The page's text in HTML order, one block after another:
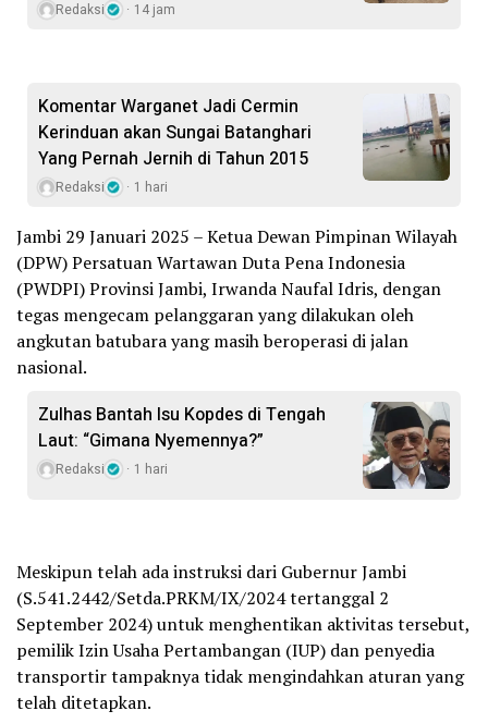
Redaksi 14 jam
Komentar Warganet Jadi Cermin
Kerinduan akan Sungai Batanghari
Yang Pernah Jernih di Tahun 2015
Redaksi 1 hari
Jambi 29 Januari 2025 – Ketua Dewan Pimpinan Wilayah
(DPW) Persatuan Wartawan Duta Pena Indonesia
(PWDPI) Provinsi Jambi, Irwanda Naufal Idris, dengan
tegas mengecam pelanggaran yang dilakukan oleh
angkutan batubara yang masih beroperasi di jalan
nasional.
Zulhas Bantah Isu Kopdes di Tengah
Laut: “Gimana Nyemennya?”
Redaksi 1 hari
Meskipun telah ada instruksi dari Gubernur Jambi
(S.541.2442/Setda.PRKM/IX/2024 tertanggal 2
September 2024) untuk menghentikan aktivitas tersebut,
pemilik Izin Usaha Pertambangan (IUP) dan penyedia
transportir tampaknya tidak mengindahkan aturan yang
telah ditetapkan.